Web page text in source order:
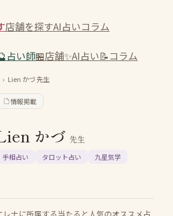
店舗を探すAI占いコラム
占い師🏪店舗✨AI占い📝コラム
› Lien かづ先生
情報掲載
かづ 先生
手相占い タロット占い 九星気学